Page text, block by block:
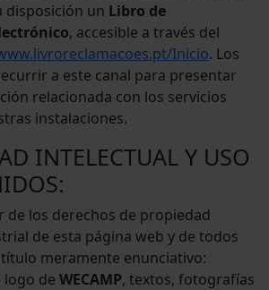
disposición un Libro de
, accesible a través del
Inicio. Los
a este canal para presentar
relacionada con los servicios
instalaciones.
INTELECTUAL Y USO
de los derechos de propiedad
de esta página web y de todos
meramente enunciativo:
logo de WECAMP, textos, fotografías